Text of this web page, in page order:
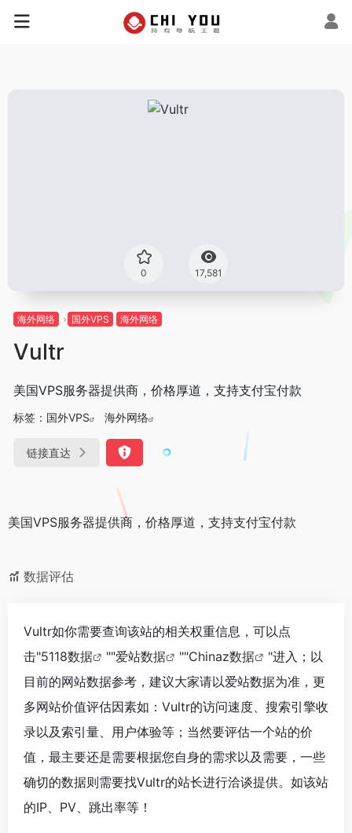
0 17,581
海外网络 国外VPS 海外网络
Vultr
美国VPS服务器提供商，价格厚道，支持支付宝付款
标签： 国外VPS 海外网络
链接直达
美国VPS服务器提供商，价格厚道，支持支付宝付款
数据评估
Vultr如你需要查询该站的相关权重信息，可以点
击"5118数据 ""爱站数据 ""Chinaz数据
"进入；以
目前的网站数据参考，建议大家请以爱站数据为准，更
多网站价值评估因素如：Vultr的访问速度、搜索引擎收
录以及索引量、用户体验等；当然要评估一个站的价
值，最主要还是需要根据您自身的需求以及需要，一些
确切的数据则需要找Vultr的站长进行洽谈提供。如该站
的IP、PV、跳出率等！